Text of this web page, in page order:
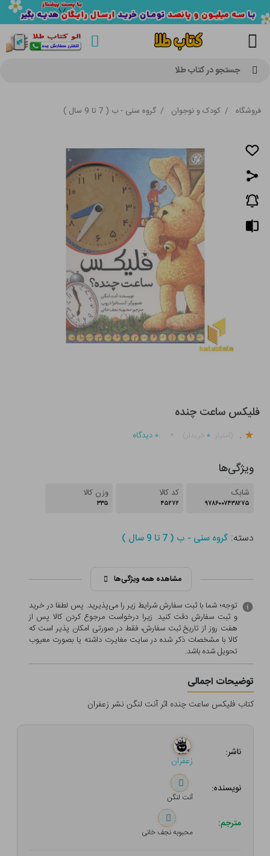
جستجو در کتاب طلا
فروشگاه / کودک و نوجوان / گروه سنی - ب ( 7 تا 9 سال )
فلیکس ساعت چنده
. ۰ ۰ دیدگاه
ویژگی‌ها
شابک
۹۷۸۶۰۰۷۴۳۸۲۷۵
کد کالا
۴۵۲۷۲
وزن کالا
۳۳۵
دسته:گروه سنی - ب ( 7 تا 9 سال )
مشاهده همه ویژگی‌ها
توجه؛ شما با ثبت سفارش شرایط زیر را می‌پذیرید. پس لطفا در خرید
و ثبت سفارش دقت کنید. زیرا درخواست مرجوع کردن کالا پس از
هفت روز از تاریخ ثبت سفارش، فقط در صورتی امکان پذیر است که
کالا با مشخصات ذکر شده در سایت مغایرت داشته یا بصورت معيوب
تحویل شده باشد.
توضیحات اجمالی
کتاب فلیکس ساعت چنده اثر آنت لنگن نشر زعفران
ناشر:
زعفران
نویسنده:
آنت لنگن
مترجم:
محبوبه نجف خانی